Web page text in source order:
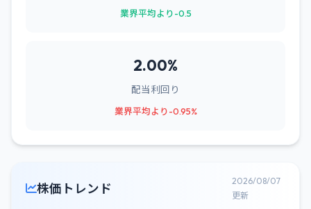
業界平均より-0.5
2.00%
配当利回り
業界平均より-0.95%
株価トレンド
2026/08/07
更新